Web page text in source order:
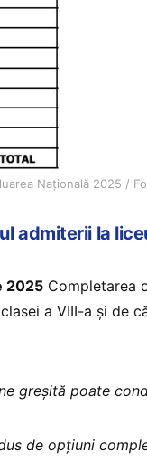
Națională 2025 /
admiterii la
2025 Completarea
a VIII-a și de
greșită poate
de opțiuni